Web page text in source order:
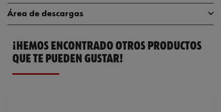
Peso del producto (por artículo) 200.000 g
Área de descargas
Catálogo General 1952001062
¡HEMOS ENCONTRADO OTROS PRODUCTOS
QUE TE PUEDEN GUSTAR!